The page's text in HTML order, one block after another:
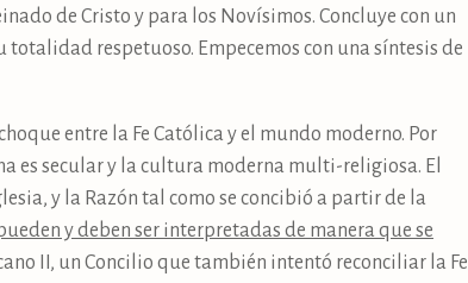
de Cristo y para los Novísimos. Concluye con un
totalidad respetuoso. Empecemos con una síntesis de
entre la Fe Católica y el mundo moderno. Por
es secular y la cultura moderna multi-religiosa. El
y la Razón tal como se concibió a partir de la
y deben ser interpretadas de manera que se
II, un Concilio que también intentó reconciliar la Fe